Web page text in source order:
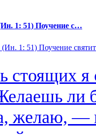
(Ин. 1: 51) Поучение c…
стоящих
желаю, —